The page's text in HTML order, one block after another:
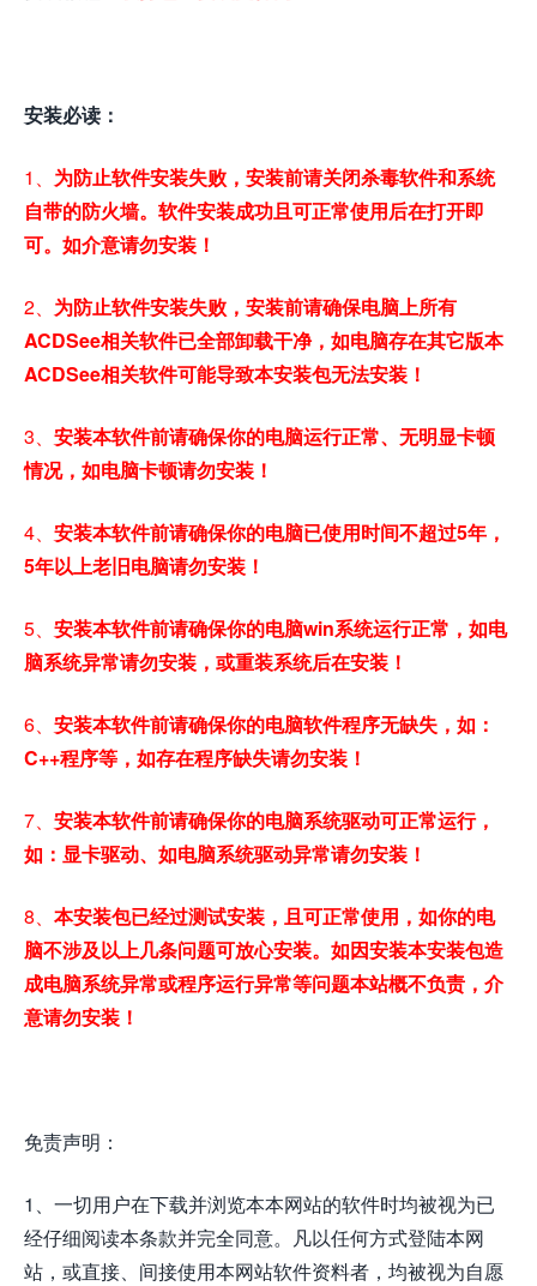
安装必读：
1、 为防止软件安装失败，安装前请关闭杀毒软件和系统
自带的防火墙。软件安装成功且可正常使用后在打开即
可。如介意请勿安装！
2、 为防止软件安装失败，安装前请确保电脑上所有
ACDSee相关软件已全部卸载干净，如电脑存在其它版本
ACDSee相关软件可能导致本安装包无法安装！
3、 安装本软件前请确保你的电脑运行正常、无明显卡顿
情况，如电脑卡顿请勿安装！
4、 安装本软件前请确保你的电脑已使用时间不超过5年，
5年以上老旧电脑请勿安装！
5、 安装本软件前请确保你的电脑win系统运行正常，如电
脑系统异常请勿安装，或重装系统后在安装！
6、 安装本软件前请确保你的电脑软件程序无缺失，如：
C++程序等，如存在程序缺失请勿安装！
7、 安装本软件前请确保你的电脑系统驱动可正常运行，
如：显卡驱动、如电脑系统驱动异常请勿安装！
8、 本安装包已经过测试安装，且可正常使用，如你的电
脑不涉及以上几条问题可放心安装。如因安装本安装包造
成电脑系统异常或程序运行异常等问题本站概不负责，介
意请勿安装！
免责声明：
1、一切用户在下载并浏览本本网站的软件时均被视为已
经仔细阅读本条款并完全同意。凡以任何方式登陆本网
站，或直接、间接使用本网站软件资料者，均被视为自愿